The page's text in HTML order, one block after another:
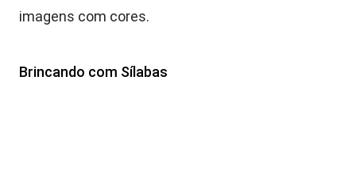
imagens com cores.
Brincando com Sílabas